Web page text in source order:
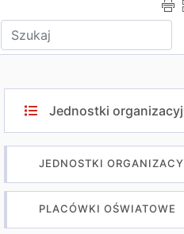
Wpisz tekst do wyszukania
Jednostki
JEDNOSTKI
PLACÓWKI OŚWIATOWE